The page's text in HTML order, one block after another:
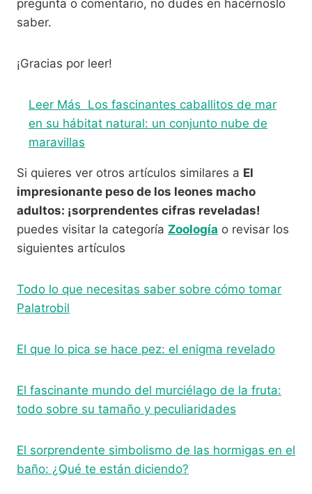
pregunta o comentario, no dudes en hacérnoslo
saber.
¡Gracias por leer!
Leer Más Los fascinantes caballitos de mar
en su hábitat natural: un conjunto nube de
maravillas
Si quieres ver otros artículos similares a El
impresionante peso de los leones macho
adultos: ¡sorprendentes cifras reveladas!
puedes visitar la categoría Zoología o revisar los
siguientes artículos
Todo lo que necesitas saber sobre cómo tomar
Palatrobil
El que lo pica se hace pez: el enigma revelado
El fascinante mundo del murciélago de la fruta:
todo sobre su tamaño y peculiaridades
El sorprendente simbolismo de las hormigas en el
baño: ¿Qué te están diciendo?